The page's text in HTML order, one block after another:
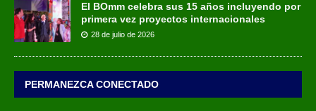
El BOmm celebra sus 15 años incluyendo por
primera vez proyectos internacionales
28 de julio de 2026
PERMANEZCA CONECTADO